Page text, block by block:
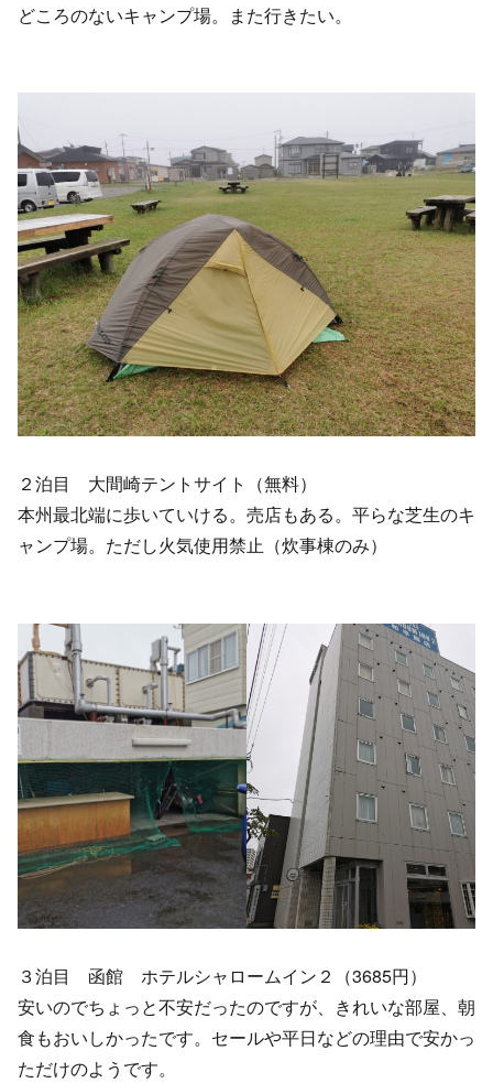
どころのないキャンプ場。また行きたい。
２泊目 大間崎テントサイト（無料）
本州最北端に歩いていける。売店もある。平らな芝生のキ
ャンプ場。ただし火気使用禁止（炊事棟のみ）
３泊目 函館 ホテルシャロームイン２（3685円）
安いのでちょっと不安だったのですが、きれいな部屋、朝
食もおいしかったです。セールや平日などの理由で安かっ
ただけのようです。